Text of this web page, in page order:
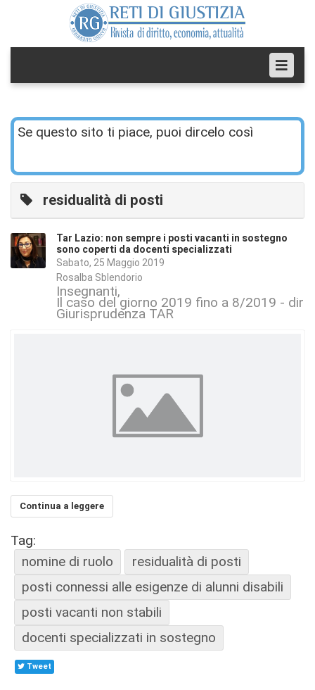
Se questo sito ti piace, puoi dircelo così
residualità di posti
Tar Lazio: non sempre i posti vacanti in sostegno
sono coperti da docenti specializzati
Sabato, 25 Maggio 2019
Rosalba Sblendorio
Insegnanti
Il caso del giorno 2019 fino a 8/2019 -
Giurisprudenza TAR
Continua a leggere
Tag:
nomine di ruolo
residualità di posti
posti connessi alle esigenze di alunni disabili
posti vacanti non stabili
docenti specializzati in sostegno
Tweet